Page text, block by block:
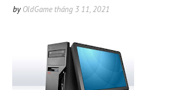
by OldGame tháng 3 11, 2021